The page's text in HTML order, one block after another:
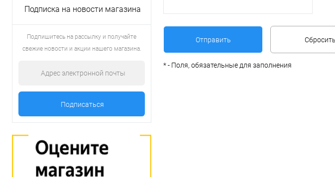
Подписка на новости магазина
Подпишитесь на рассылку и получайте
свежие новости и акции нашего магазина.
*- Поля, обязательные для заполнения